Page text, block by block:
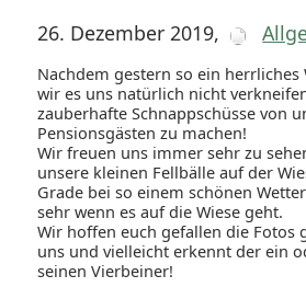
26. Dezember 2019,
Nachdem gestern so ein
wir es uns natürlich nicht
zauberhafte Schnappschüsse von
Pensionsgästen zu machen!
Wir freuen uns immer sehr zu
unsere kleinen Fellbälle auf der
Grade bei so einem schönen
sehr wenn es auf die Wiese geht.
Wir hoffen euch gefallen die Fotos
uns und vielleicht erkennt der ein
seinen Vierbeiner!